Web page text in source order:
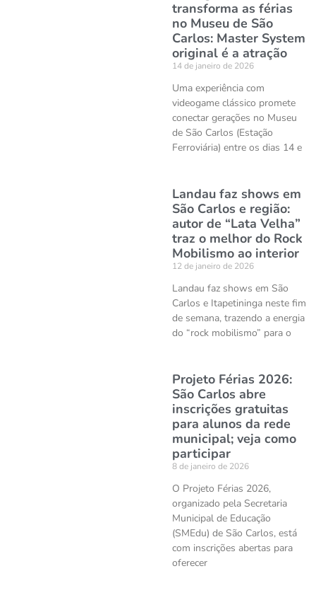
transforma as férias
no Museu de São
Carlos: Master System
original é a atração
14 de janeiro de 2026
Uma experiência com
videogame clássico promete
conectar gerações no Museu
de São Carlos (Estação
Ferroviária) entre os dias 14 e
Landau faz shows em
São Carlos e região:
autor de “Lata Velha”
traz o melhor do Rock
Mobilismo ao interior
12 de janeiro de 2026
Landau faz shows em São
Carlos e Itapetininga neste fim
de semana, trazendo a energia
do “rock mobilismo” para o
Projeto Férias 2026:
São Carlos abre
inscrições gratuitas
para alunos da rede
municipal; veja como
participar
8 de janeiro de 2026
O Projeto Férias 2026,
organizado pela Secretaria
Municipal de Educação
(SMEdu) de São Carlos, está
com inscrições abertas para
oferecer